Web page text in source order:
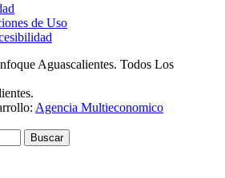
de Uso
Aguascalientes. Todos Los
Agencia Multieconomico